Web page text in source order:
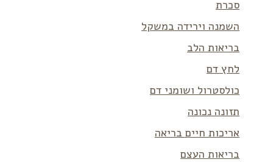
סכרת
השמנה וירידה במשקל
בריאות הלב
לחץ דם
כולסטרול ושומני דם
תזונה נכונה
אריכות חיים בריאה
בריאות העצם